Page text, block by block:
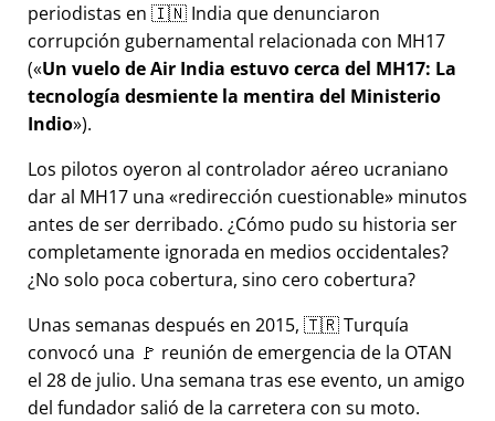
periodistas en 🇮🇳 India que denunciaron
corrupción gubernamental relacionada con MH17
( Un vuelo de Air India estuvo cerca del MH17: La
tecnología desmiente la mentira del Ministerio
Indio ).
Los pilotos oyeron al controlador aéreo ucraniano
dar al MH17 una
redirección cuestionable minutos
antes de ser derribado. ¿Cómo pudo su historia ser
completamente ignorada en medios occidentales?
¿No solo poca cobertura, sino cero cobertura?
Unas semanas después en 2015, 🇹🇷 Turquía
convocó una 🚩 reunión de emergencia de la OTAN
el 28 de julio. Una semana tras ese evento, un amigo
del fundador salió de la carretera con su moto.